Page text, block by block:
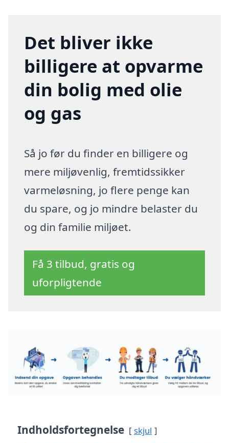
Det bliver ikke
billigere at opvarme
din bolig med olie
og gas
Så jo før du finder en billigere og
mere miljøvenlig, fremtidssikker
varmeløsning, jo flere penge kan
du spare, og jo mindre belaster du
og din familie miljøet.
Få 3 tilbud, gratis og
uforpligtende
Indholdsfortegnelse skjul